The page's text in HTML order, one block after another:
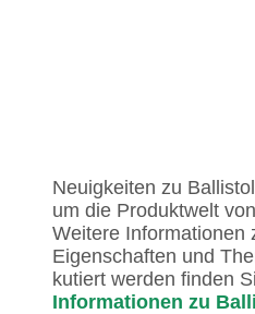
Neuigkeiten zu
um die Produktwelt
Weitere Informationen
Eigenschaften und
ku­tiert werden finden
Informationen zu